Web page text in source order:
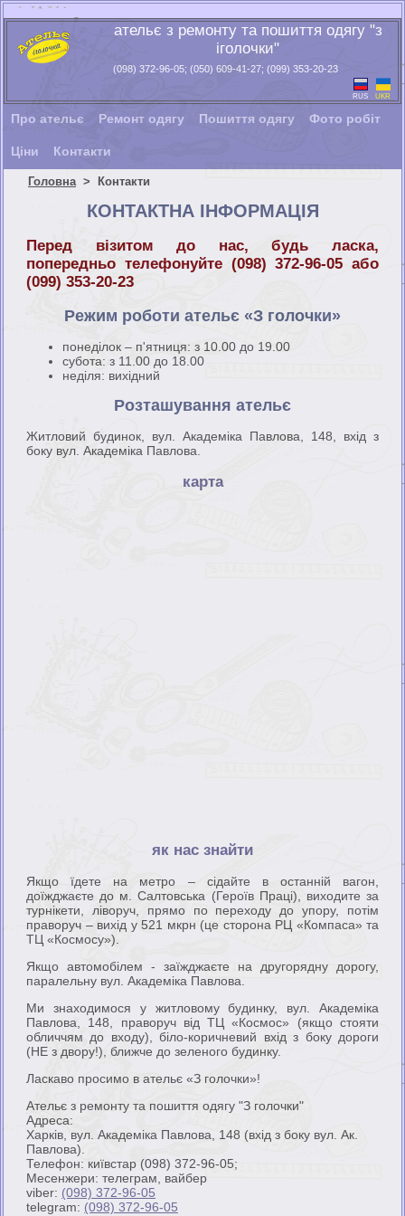
ательє з ремонту та пошиття одягу "з
іголочки"
(098) 372-96-05; (050) 609-41-27; (099) 353-20-23
RUS UKR
Про ательє Ремонт одягу Пошиття одягу Фото робіт
Ціни Контакти
Головна > Контакти
КОНТАКТНА ІНФОРМАЦІЯ
Перед візитом до нас, будь ласка,
попередньо телефонуйте (098) 372-96-05 або
(099) 353-20-23
Режим роботи ательє «З голочки»
понеділок – п'ятниця: з 10.00 до 19.00
субота: з 11.00 до 18.00
неділя: вихідний
Розташування ательє
Житловий будинок, вул. Академіка Павлова, 148, вхід з
боку вул. Академіка Павлова.
карта
як нас знайти
Якщо їдете на метро – сідайте в останній вагон,
доїжджаєте до м. Салтовська (Героїв Праці), виходите за
турнікети, ліворуч, прямо по переходу до упору, потім
праворуч – вихід у 521 мкрн (це сторона РЦ «Компаса» та
ТЦ «Космосу»).
Якщо автомобілем - заїжджаєте на другорядну дорогу,
паралельну вул. Академіка Павлова.
Ми знаходимося у житловому будинку, вул. Академіка
Павлова, 148, праворуч від ТЦ «Космос» (якщо стояти
обличчям до входу), біло-коричневий вхід з боку дороги
(НЕ з двору!), ближче до зеленого будинку.
Ласкаво просимо в ательє «З голочки»!
Ательє з ремонту та пошиття одягу "З голочки"
Адреса:
Харків, вул. Академіка Павлова, 148 (вхід з боку вул. Ак.
Павлова).
Телефон: київстар (098) 372-96-05;
Месенжери: телеграм, вайбер
viber: (098) 372-96-05
telegram: (098) 372-96-05